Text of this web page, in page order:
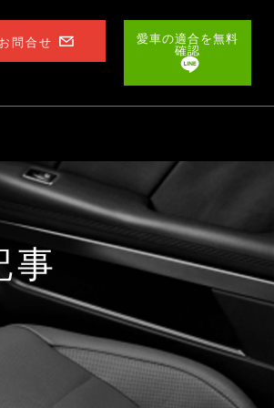
お問合せ 愛車の適合を無料
確認
事